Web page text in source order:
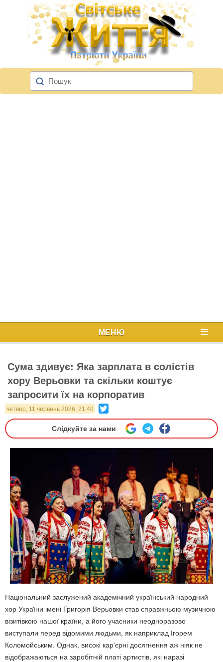
МЕНЮ
Сума здивує: Яка зарплата в солістів
хору Верьовки та скільки коштує
запросити їх на корпоратив
четвер, 11 червень 2026, 21:40
Слідкуйте за нами
Національний заслужений академічний український народний
хор України імені Григорія Верьовки став справжньою музичною
візитівкою нашої країни, а його учасники неодноразово
виступали перед відомими людьми, як наприклад Ігорем
Коломойським. Однак, високі кар'єрні досягнення аж ніяк не
відображаються на заробітній платі артистів, які наразі